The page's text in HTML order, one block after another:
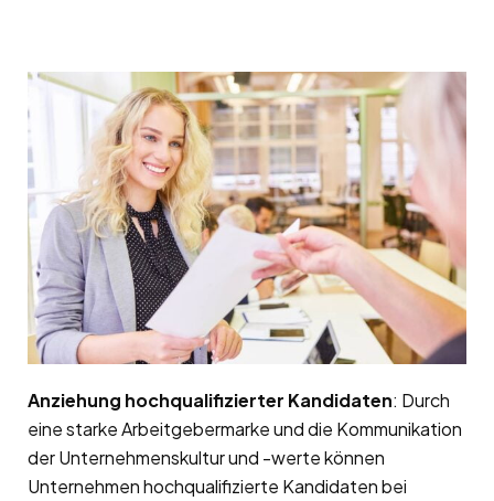
Anziehung hochqualifizierter Kandidaten: Durch
eine starke Arbeitgebermarke und die Kommunikation
der Unternehmenskultur und -werte können
Unternehmen hochqualifizierte Kandidaten bei